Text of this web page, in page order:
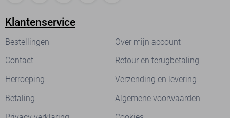
Klantenservice
Bestellingen
Over mijn account
Contact
Retour en terugbetaling
Herroeping
Verzending en levering
Betaling
Algemene voorwaarden